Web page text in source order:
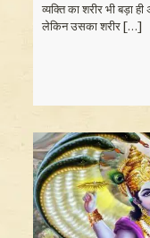
व्‍यक्ति का शरीर भी बड़ा
लेकिन उसका शरीर[…]